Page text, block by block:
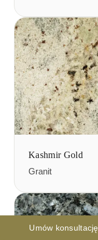
Kashmir Gold
Granit
Umów konsultację